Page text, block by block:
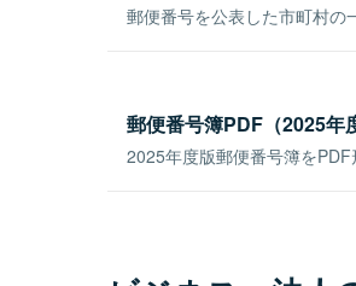
郵便番号を公表した市町村の
郵便番号簿PDF（2025年
2025年度版郵便番号簿をPDF